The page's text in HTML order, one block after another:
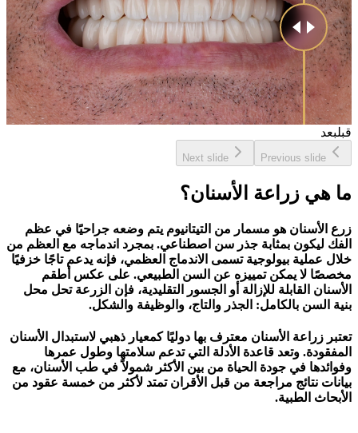
قبلبعد
Previous slide
Next slide
ما هي زراعة الأسنان؟
زرع الأسنان هو مسمار من التيتانيوم يتم وضعه جراحيًا في عظم
الفك ليكون بمثابة جذر سن اصطناعي. بمجرد اندماجه مع العظم من
خلال عملية بيولوجية تسمى الاندماج العظمي، فإنه يدعم تاجًا خزفيًا
مخصصًا لا يمكن تمييزه عن السن الطبيعي. على عكس أطقم
الأسنان القابلة للإزالة أو الجسور التقليدية، فإن الزرعة تحل محل
بنية السن بالكامل: الجذر والتاج، والوظيفة والشكل.
تعتبر زراعة الأسنان معترف بها دوليًا كمعيار ذهبي لاستبدال الأسنان
المفقودة. وتعد قاعدة الأدلة التي تدعم سلامتها وطول عمرها
وفوائدها في جودة الحياة من بين الأكثر شمولاً في طب الأسنان، مع
بيانات نتائج مراجعة من قبل الأقران تمتد لأكثر من خمسة عقود من
الأبحاث الطبية.